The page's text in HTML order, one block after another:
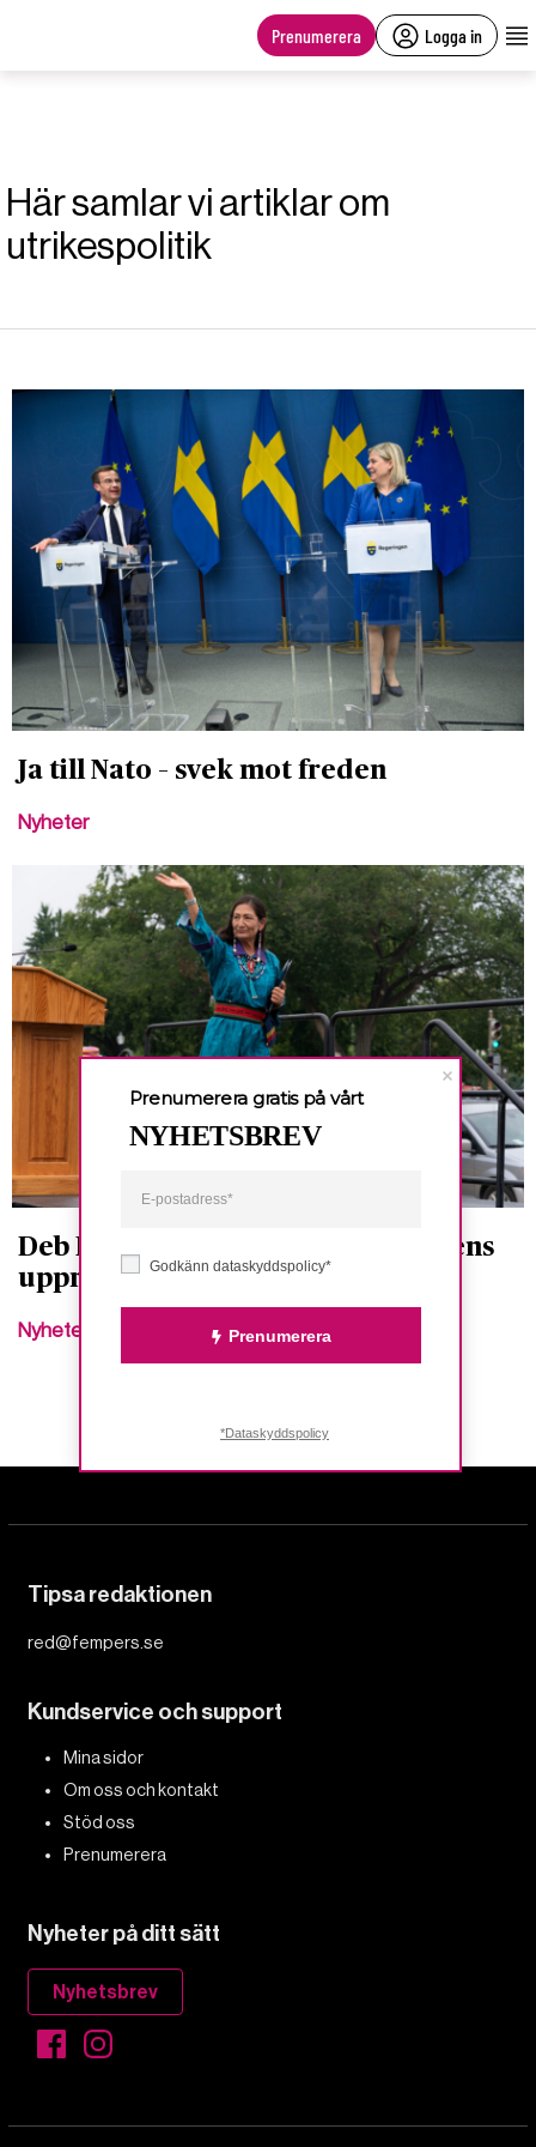
Prenumerera Logga in
Här samlar vi artiklar om
utrikespolitik
Ja till Nato – svek mot freden
Nyheter
Deb Haaland levererar för urfolkens
upprättelse
Nyheter
Tipsa redaktionen
red@fempers.se
Kundservice och support
Mina sidor
Om oss och kontakt
Stöd oss
Prenumerera
Nyheter på ditt sätt
Nyhetsbrev
Godkänn dataskyddspolicy*
Prenumerera
Prenumerera gratis på vårt
NYHETSBREV
*Dataskyddspolicy